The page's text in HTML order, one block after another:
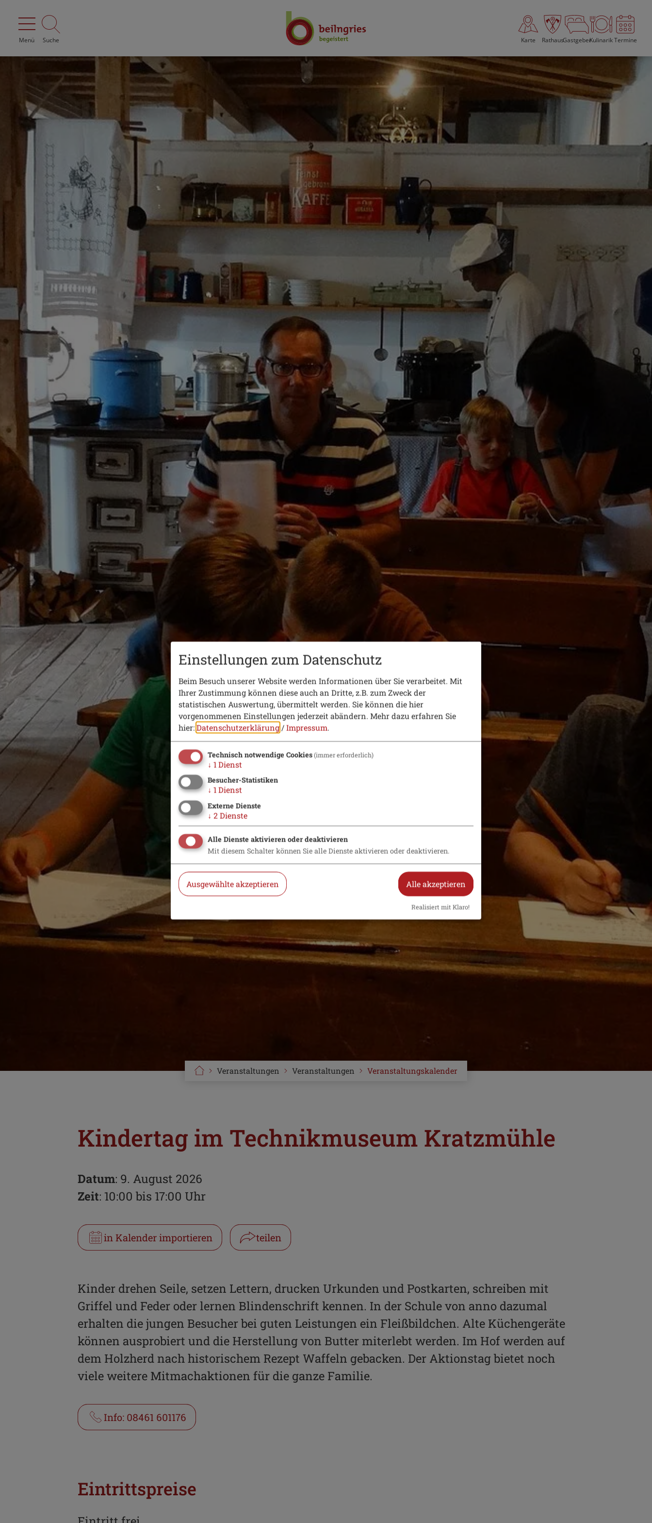
Menü Suche Karte RathausGastgeberKulinarikTermine
Veranstaltungskalender
Veranstaltungen
Veranstaltungen
Kindertag im Technikmuseum Kratzmühle
Datum: 9. August 2026
Zeit: 10:00 bis 17:00 Uhr
in Kalender importieren
teilen
WhatsApp
Link kopieren
E-Mail
Kinder drehen Seile, setzen Lettern, drucken Urkunden und Postkarten, schreiben mit
Griffel und Feder oder lernen Blindenschrift kennen. In der Schule von anno dazumal
erhalten die jungen Besucher bei guten Leistungen ein Fleißbildchen. Alte Küchengeräte
können ausprobiert und die Herstellung von Butter miterlebt werden. Im Hof werden auf
dem Holzherd nach historischem Rezept Waffeln gebacken. Der Aktionstag bietet noch
viele weitere Mitmachaktionen für die ganze Familie.
Info: 08461 601176
Eintrittspreise
Einstellungen zum Datenschutz
Beim Besuch unserer Website werden Informationen über Sie verarbeitet. Mit
Ihrer Zustimmung können diese auch an Dritte, z.B. zum Zweck der
statistischen Auswertung, übermittelt werden. Sie können die hier
vorgenommenen Einstellungen jederzeit abändern. Mehr dazu erfahren Sie
hier:Datenschutzerklärung/Impressum.
Technisch notwendige Cookies(immer erforderlich)
↓ 1Dienst
Besucher-Statistiken
↓ 1Dienst
Externe Dienste
↓ 2 Dienste
Alle Dienste aktivieren oder deaktivieren
Mit diesem Schalter können Sie alle Dienste aktivieren oder deaktivieren.
Ausgewählte akzeptieren Alle akzeptieren
Realisiert mit Klaro!